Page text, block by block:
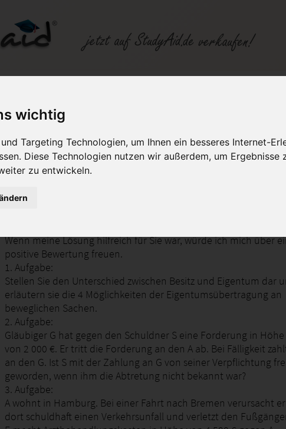
wichtig
Targeting Technologien, um Ihnen ein besseres Internet-
Diese Technologien nutzen wir außerdem, um
zu entwickeln.
Sachenrecht, Finanzierungssicherheiten, Prozess- und Insolvenzrecht
Wenn meine Lösung hilfreich für Sie war, würde ich mich über
positive Bewertung freuen.
1. Aufgabe:
Stellen Sie den Unterschied zwischen Besitz und Eigentum dar
erläutern sie die 4 Möglichkeiten der Eigentumsübertragung an
beweglichen Sachen.
2. Aufgabe:
Gläubiger G hat gegen den Schuldner S eine Forderung in Höhe
von 2 000 €. Er tritt die Forderung an den A ab. Bei Fälligkeit
an den G. Ist S mit der Zahlung an G von seiner Verpflichtung
geworden, wenn ihm die Abtretung nicht bekannt war?
3. Aufgabe:
A wohnt in Hamburg. Bei einer Fahrt nach Bremen verursacht er
dort schuldhaft einen Verkehrsunfall und verletzt den